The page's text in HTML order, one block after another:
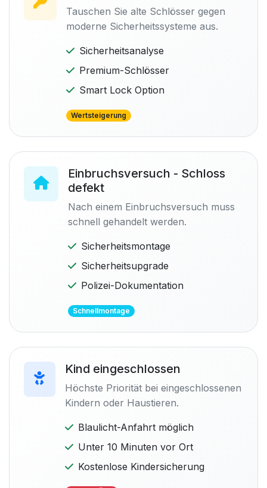
Tauschen Sie alte Schlösser gegen
moderne Sicherheitssysteme aus.
Sicherheitsanalyse
Premium-Schlösser
Smart Lock Option
Wertsteigerung
Einbruchsversuch - Schloss
defekt
Nach einem Einbruchsversuch muss
schnell gehandelt werden.
Sicherheitsmontage
Sicherheitsupgrade
Polizei-Dokumentation
Schnellmontage
Kind eingeschlossen
Höchste Priorität bei eingeschlossenen
Kindern oder Haustieren.
Blaulicht-Anfahrt möglich
Unter 10 Minuten vor Ort
Kostenlose Kindersicherung